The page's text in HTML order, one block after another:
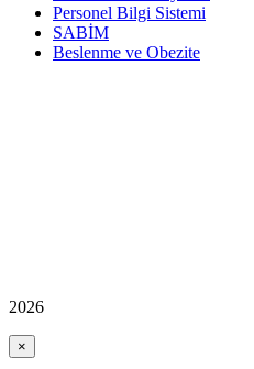
Personel Bilgi Sistemi
SABİM
Beslenme ve Obezite
2026
×